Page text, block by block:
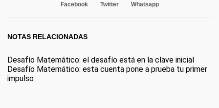
Facebook Twitter Whatsapp
NOTAS RELACIONADAS
Desafío Matemático: el desafío está en la clave inicial
Desafío Matemático: esta cuenta pone a prueba tu primer
impulso